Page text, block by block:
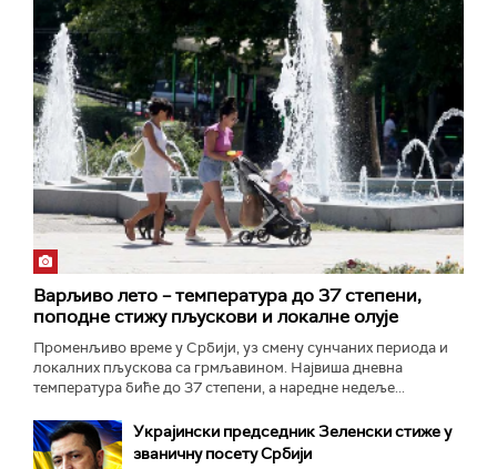
Варљиво лето – температура до 37 степени,
поподне стижу пљускови и локалне олује
Променљиво време у Србији, уз смену сунчаних периода и
локалних пљускова са грмљавином. Највиша дневна
температура биће до 37 степени, а наредне недеље...
Украјински председник Зеленски стиже у
званичну посету Србији